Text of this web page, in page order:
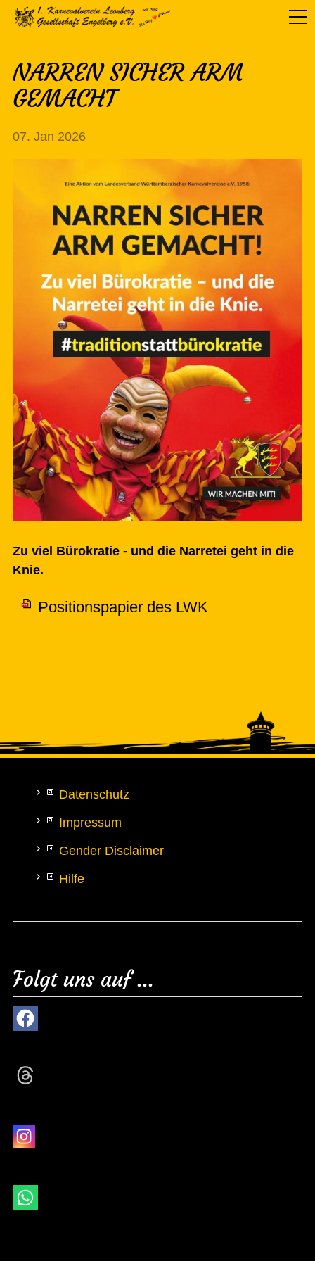
NARREN SICHER ARM
GEMACHT
07. Jan 2026
Zu viel Bürokratie - und die Narretei geht in die
Knie.
Positionspapier des LWK
Datenschutz
Impressum
Gender Disclaimer
Hilfe
Folgt uns auf ...